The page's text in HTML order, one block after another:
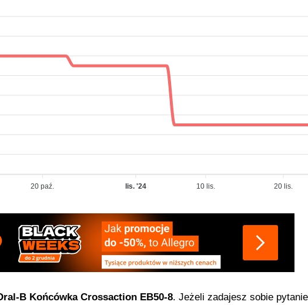
20 paź. lis. '24 10 lis. 20 lis.
B Końcówka Crossaction EB50-8. Jeżeli zadajesz sobie